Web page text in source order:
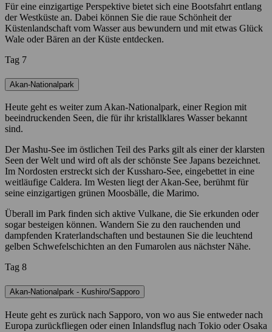
Für eine einzigartige Perspektive bietet sich eine Bootsfahrt entlang
der Westküste an. Dabei können Sie die raue Schönheit der
Küstenlandschaft vom Wasser aus bewundern und mit etwas Glück
Wale oder Bären an der Küste entdecken.
Tag 7
Akan-Nationalpark
Heute geht es weiter zum Akan-Nationalpark, einer Region mit
beeindruckenden Seen, die für ihr kristallklares Wasser bekannt
sind.
Der Mashu-See im östlichen Teil des Parks gilt als einer der klarsten
Seen der Welt und wird oft als der schönste See Japans bezeichnet.
Im Nordosten erstreckt sich der Kussharo-See, eingebettet in eine
weitläufige Caldera. Im Westen liegt der Akan-See, berühmt für
seine einzigartigen grünen Moosbälle, die Marimo.
Überall im Park finden sich aktive Vulkane, die Sie erkunden oder
sogar besteigen können. Wandern Sie zu den rauchenden und
dampfenden Kraterlandschaften und bestaunen Sie die leuchtend
gelben Schwefelschichten an den Fumarolen aus nächster Nähe.
Tag 8
Akan-Nationalpark - Kushiro/Sapporo
Heute geht es zurück nach Sapporo, von wo aus Sie entweder nach
Europa zurückfliegen oder einen Inlandsflug nach Tokio oder Osaka